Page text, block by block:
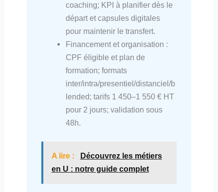
coaching; KPI à planifier dès le
départ et capsules digitales
pour maintenir le transfert.
Financement et organisation :
CPF éligible et plan de
formation; formats
inter/intra/presentiel/distanciel/b
lended; tarifs 1 450–1 550 € HT
pour 2 jours; validation sous
48h.
A lire :
Découvrez les métiers
en U : notre guide complet